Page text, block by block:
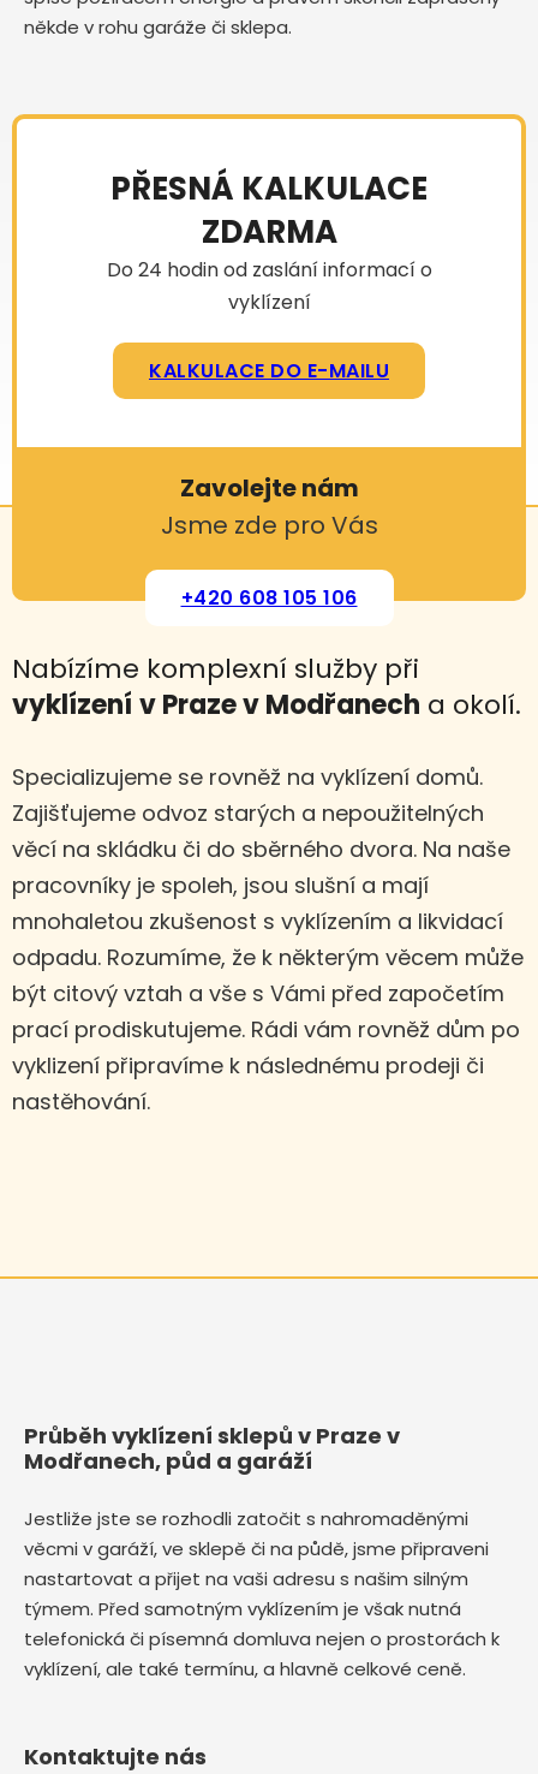
někde v rohu garáže či sklepa.
PŘESNÁ KALKULACE
ZDARMA
Do 24 hodin od zaslání informací o
vyklízení
KALKULACE DO E-MAILU
Zavolejte nám
Jsme zde pro Vás
+420 608 105 106
Nabízíme komplexní služby při
vyklízení v Praze v Modřanech a okolí.
Specializujeme se rovněž na vyklízení domů.
Zajišťujeme odvoz starých a nepoužitelných
věcí na skládku či do sběrného dvora. Na naše
pracovníky je spoleh, jsou slušní a mají
mnohaletou zkušenost s vyklízením a likvidací
odpadu. Rozumíme, že k některým věcem může
být citový vztah a vše s Vámi před započetím
prací prodiskutujeme. Rádi vám rovněž dům po
vyklizení připravíme k následnému prodeji či
nastěhování.
Průběh vyklízení sklepů v Praze v
Modřanech, půd a garáží
Jestliže jste se rozhodli zatočit s nahromaděnými
věcmi v garáží, ve sklepě či na půdě, jsme připraveni
nastartovat a přijet na vaši adresu s našim silným
týmem. Před samotným vyklízením je však nutná
telefonická či písemná domluva nejen o prostorách k
vyklízení, ale také termínu, a hlavně celkové ceně.
Kontaktujte nás